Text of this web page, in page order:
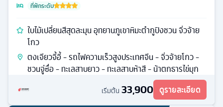
ที่พักระดับ
ใบไม้เปลี่ยนสีสุดละมุน อุทยานภูเขาหิมะต๋ากูปิงชวน จิ่วจ้าย
โกว
ตงเจียวจี้อี้ - รถไฟความเร็วสูงประเทศจีน - จิ่วจ้ายโกว -
ชวนจู่ซื่อ - ทะเลสาบยาว - ทะเลสาบห้าสี - น้าตกธารไข่มุก
เริ่มต้น 33,900 ดูรายละเอียด